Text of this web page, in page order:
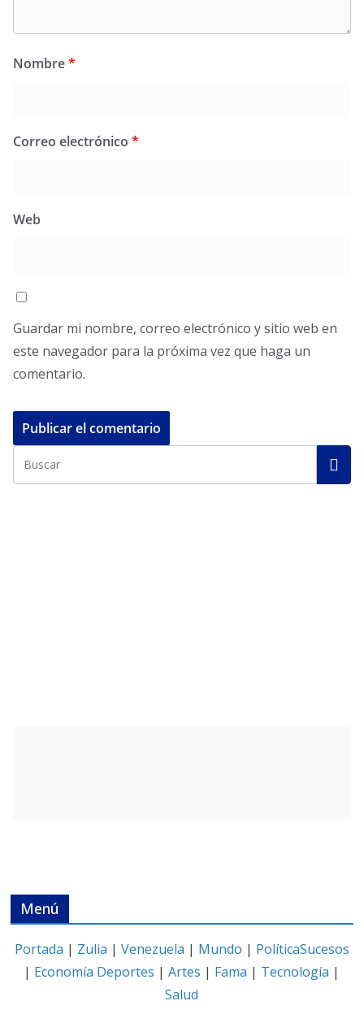
Nombre*
Correo electrónico *
Web
Guardar mi nombre, correo electrónico y sitio web en
este navegador para la próxima vez que haga un
comentario.
Menú
Portada | Zulia | Venezuela | Mundo | PolíticaSucesos
| Economía Deportes |Artes | Fama | Tecnología |
Salud